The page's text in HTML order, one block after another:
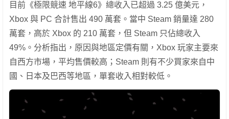
目前《極限競速 地平線6》總收入已超過 3.25 億美元，
Xbox 與 PC 合計售出 490 萬套。當中 Steam 銷量達 280
萬套，高於 Xbox 的 210 萬套，但 Steam 只佔總收入
49%。分析指出，原因與地區定價有關，Xbox 玩家主要來
自西方市場，平均售價較高；Steam 則有不少買家來自中
國、日本及巴西等地區，單套收入相對較低。